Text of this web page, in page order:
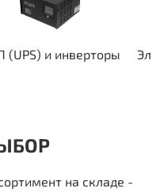
(UPS) и инверторы
на складе -